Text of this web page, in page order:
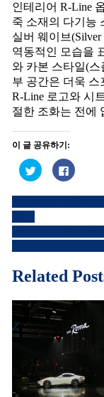
인테리어 R-Line
죽 소재의 다기능
실버 웨이브
역동적인 모습을
와 카본 스타일(스
부 공간은 더욱 스
R-Line 로고와 시
절한 조화는 전에
이 글 공유하기:
트
위
로
유
기
(새
에
림)
페
이
북
공
하
려
클
하
세
창
서
열
림)
글
내
비
게
이
션
Related